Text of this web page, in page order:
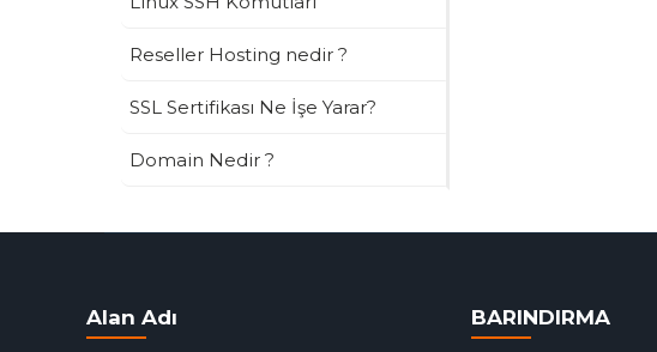
Reseller Hosting nedir ?
SSL Sertifikası Ne İşe Yarar?
Domain Nedir ?
Alan Adı BARINDIRMA